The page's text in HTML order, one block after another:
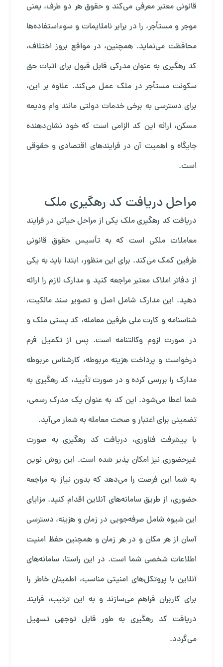
قانونی معتبر معرفی می‌کند و حقوق هر دو طرف، یعنی
موجر و مستأجر، را در برابر ناملایمات و سوءاستفاده‌ها
محافظت می‌نماید. همچنین، در مواقع بروز اختلاف،
کد رهگیری به عنوان مدرکی قابل قبول برای اثبات حق
سکونت مستأجر در ملک عمل می‌کند. علاوه بر این،
برای دسترسی به برخی خدمات دولتی مانند وام ودیعه
مسکن، ارائه این کد الزامی است که خود نشان‌دهنده
جایگاه و اهمیت آن در فرایندهای اقتصادی و حقوقی
است.
مراحل دریافت کد رهگیری ملک
دریافت کد رهگیری ملک یکی از مراحل حیاتی در فرایند
معاملات ملکی است که به تأسیس حقوق قانونی
طرفین کمک می‌کند. برای این منظور، ابتدا باید به یکی
از دفاتر املاک معتبر مراجعه کنید و مدارک لازم را ارائه
دهید. این مدارک شامل اصل و تصویر سند مالکیت،
شناسنامه و کارت ملی طرفین معامله، کد پستی ملک و
در صورت لزوم وکالتنامه است. پس از تکمیل فرم
درخواست و پرداخت هزینه مربوطه، کارشناس مربوطه
مدارک را بررسی کرده و در صورت تأیید، کد رهگیری به
شما اعطا می‌شود. این کد به عنوان یک مدرک رسمی،
تضمینی برای اعتبار و صحت معامله به شمار می‌آید.
با پیشرفت فناوری، دریافت کد رهگیری به صورت
غیرحضوری نیز امکان پذیر شده است. این روش نوین
به شما این فرصت را می‌دهد که بدون نیاز به مراجعه
حضوری، از طریق سامانه‌های آنلاین اقدام کنید. مزایای
این شیوه شامل صرفه‌جویی در زمان و هزینه، دسترسی
آسان از هر مکان و در هر زمان و همچنین حفظ امنیت
اطلاعات شخصی شما است. در این راستا، سامانه‌های
آنلاین با پروتکل‌های امنیتی مناسب، اطمینان خاطر را
برای کاربران فراهم می‌سازند و به این ترتیب، فرایند
دریافت کد رهگیری به طور قابل توجهی تسهیل
می‌گردد.